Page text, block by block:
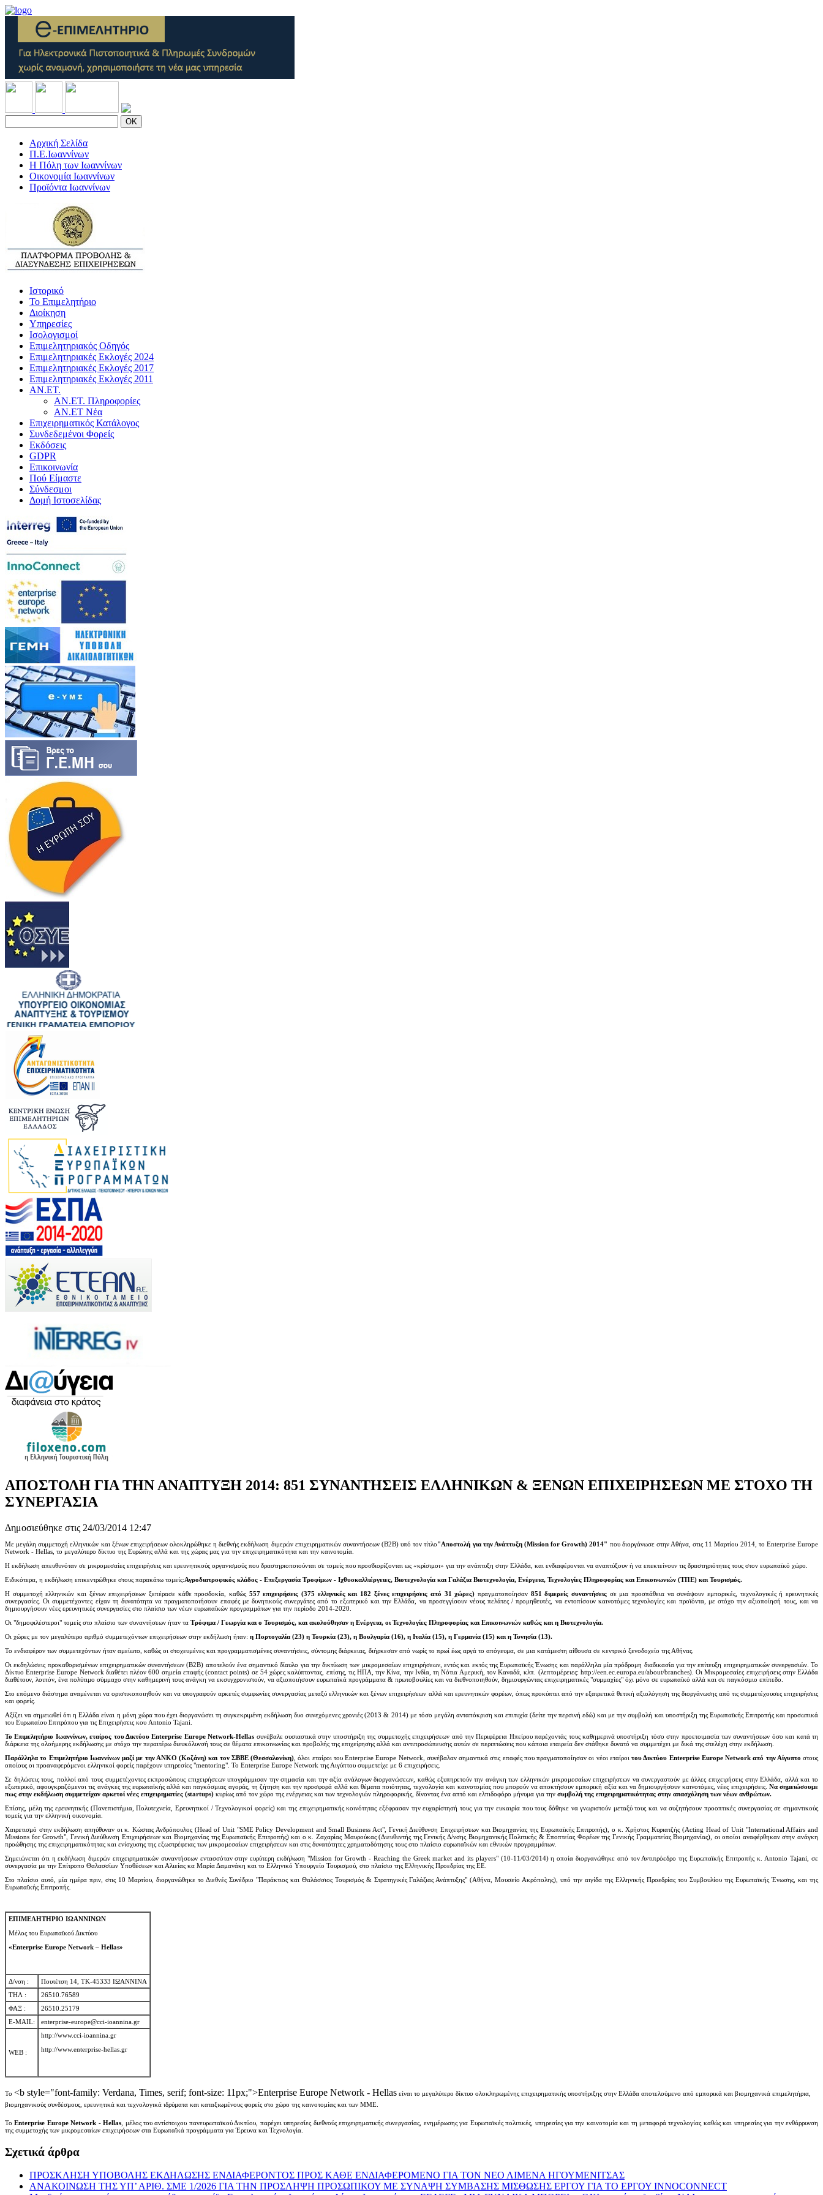
OK
Αρχική Σελίδα
Π.Ε.Ιωαννίνων
Η Πόλη των Ιωαννίνων
Οικονομία Ιωαννίνων
Προϊόντα Ιωαννίνων
Ιστορικό
Το Επιμελητήριο
Διοίκηση
Υπηρεσίες
Ισολογισμοί
Επιμελητηριακός Οδηγός
Επιμελητηριακές Εκλογές 2024
Επιμελητηριακές Εκλογές 2017
Επιμελητηριακές Εκλογές 2011
ΑΝ.ΕΤ.
ΑΝ.ΕΤ. Πληροφορίες
ΑΝ.ΕΤ Νέα
Επιχειρηματικός Κατάλογος
Συνδεδεμένοι Φορείς
Εκδόσεις
GDPR
Επικοινωνία
Πού Είμαστε
Σύνδεσμοι
Δομή Ιστοσελίδας
ΑΠΟΣΤΟΛΗ ΓΙΑ ΤΗΝ ΑΝΑΠΤΥΞΗ 2014: 851 ΣΥΝΑΝΤΗΣΕΙΣ ΕΛΛΗΝΙΚΩΝ & ΞΕΝΩΝ ΕΠΙΧΕΙΡΗΣΕΩΝ ΜΕ ΣΤΟΧΟ ΤΗ
ΣΥΝΕΡΓΑΣΙΑ
Δημοσιεύθηκε στις 24/03/2014 12:47
Με μεγάλη συμμετοχή ελληνικών και ξένων επιχειρήσεων ολοκληρώθηκε η διεθνής εκδήλωση διμερών επιχειρηματικών συναντήσεων (B2B) υπό τον τίτλο"Αποστολή για την Ανάπτυξη (Mission for Growth) 2014" που διοργάνωσε στην Αθήνα, στις 11 Μαρτίου 2014, το Enterprise Europe
Network - Hellas, το μεγαλύτερο δίκτυο της Ευρώπης αλλά και της χώρας μας για την επιχειρηματικότητα και την καινοτομία.
Η εκδήλωση απευθυνόταν σε μικρομεσαίες επιχειρήσεις και ερευνητικούς οργανισμούς που δραστηριοποιούνται σε τομείς που προσδιορίζονται ως «κρίσιμοι» για την ανάπτυξη στην Ελλάδα, και ενδιαφέρονται να αναπτύξουν ή να επεκτείνουν τις δραστηριότητες τους στον ευρωπαϊκό χώρο.
Ειδικότερα, η εκδήλωση επικεντρώθηκε στους παρακάτω τομείς:Αγροδιατροφικός κλάδος - Επεξεργασία Τροφίμων - Ιχθυοκαλλιέργειες, Βιοτεχνολογία και Γαλάζια Βιοτεχνολογία, Ενέργεια, Τεχνολογίες Πληροφορίας και Επικοινωνιών (ΤΠΕ) και Τουρισμός.
Η συμμετοχή ελληνικών και ξένων επιχειρήσεων ξεπέρασε κάθε προσδοκία, καθώς 557 επιχειρήσεις (375 ελληνικές και 182 ξένες επιχειρήσεις από 31 χώρες)πραγματοποίησαν 851 διμερείς συναντήσεις σε μια προσπάθεια να συνάψουν εμπορικές, τεχνολογικές ή ερευνητικές
συνεργασίες. Οι συμμετέχοντες είχαν τη δυνατότητα να πραγματοποιήσουν επαφές με δυνητικούς συνεργάτες από το εξωτερικό και την Ελλάδα, να προσεγγίσουν νέους πελάτες / προμηθευτές, να εντοπίσουν καινοτόμες τεχνολογίες και προϊόντα, με στόχο την αξιοποίησή τους, και να
δημιουργήσουν νέες ερευνητικές συνεργασίες στο πλαίσιο των νέων ευρωπαϊκών προγραμμάτων για την περίοδο 2014-2020.
Οι "δημοφιλέστεροι" τομείς στο πλαίσιο των συναντήσεων ήταν τα Τρόφιμα / Γεωργία και ο Τουρισμός, και ακολούθησαν η Ενέργεια, οι Τεχνολογίες Πληροφορίας και Επικοινωνιών καθώς και η Βιοτεχνολογία.
Οι χώρες με τον μεγαλύτερο αριθμό συμμετεχόντων επιχειρήσεων στην εκδήλωση ήταν: η Πορτογαλία (23) η Τουρκία (23), η Βουλγαρία (16), η Ιταλία (15), η Γερμανία (15) και η Τυνησία (13).
Το ενδιαφέρον των συμμετεχόντων ήταν αμείωτο, καθώς οι στοχευμένες και προγραμματισμένες συναντήσεις, σύντομης διάρκειας, διήρκεσαν από νωρίς το πρωί έως αργά το απόγευμα, σε μια κατάμεστη αίθουσα σε κεντρικό ξενοδοχείο της Αθήνας.
Οι εκδηλώσεις προκαθορισμένων επιχειρηματικών συναντήσεων (B2B) αποτελούν ένα σημαντικό δίαυλο για την δικτύωση των μικρομεσαίων επιχειρήσεων, εντός και εκτός της Ευρωπαϊκής Ένωσης και παράλληλα μία πρόδρομη διαδικασία για την επίτευξη επιχειρηματικών συνεργασιών. Το
Δίκτυο Enterprise Europe Network διαθέτει πλέον 600 σημεία επαφής (contact points) σε 54 χώρες καλύπτοντας, επίσης, τις ΗΠΑ, την Κίνα, την Ινδία, τη Νότια Αμερική, τον Καναδά, κλπ. (λεπτομέρειες: http://een.ec.europa.eu/about/branches). Οι Μικρομεσαίες επιχειρήσεις στην Ελλάδα
διαθέτουν, λοιπόν, ένα πολύτιμο σύμμαχο στην καθημερινή τους ανάγκη να εκσυγχρονιστούν, να αξιοποιήσουν ευρωπαϊκά προγράμματα & πρωτοβουλίες και να διεθνοποιηθούν, δημιουργώντας επιχειρηματικές "συμμαχίες" όχι μόνο σε ευρωπαϊκό αλλά και σε παγκόσμιο επίπεδο.
Στο επόμενο διάστημα αναμένεται να οριστικοποιηθούν και να υπογραφούν αρκετές συμφωνίες συνεργασίας μεταξύ ελληνικών και ξένων επιχειρήσεων αλλά και ερευνητικών φορέων, όπως προκύπτει από την εξαιρετικά θετική αξιολόγηση της διοργάνωσης από τις συμμετέχουσες επιχειρήσεις
και φορείς.
Αξίζει να σημειωθεί ότι η Ελλάδα είναι η μόνη χώρα που έχει διοργανώσει τη συγκεκριμένη εκδήλωση δυο συνεχόμενες χρονιές (2013 & 2014) με τόσο μεγάλη ανταπόκριση και επιτυχία (δείτε την περσινή εδώ) και με την συμβολή και υποστήριξη της Ευρωπαϊκής Επιτροπής και προσωπικά
του Ευρωπαίου Επιτρόπου για τις Επιχειρήσεις κου Antonio Tajani.
Το Επιμελητήριο Ιωαννίνων, εταίρος του Δικτύου Enterprise Europe Network-Hellas συνέβαλε ουσιαστικά στην υποστήριξη της συμμετοχής επιχειρήσεων από την Περιφέρεια Ηπείρου παρέχοντάς τους καθημερινά υποστήριξη τόσο στην προετοιμασία των συναντήσεων όσο και κατά τη
διάρκεια της ολοήμερης εκδήλωσης με στόχο την περαιτέρω διευκόλυνσή τους σε θέματα επικοινωνίας και προβολής της επιχείρησης αλλά και αντιπροσώπευσης αυτών σε περιπτώσεις που κάποια εταιρεία δεν στάθηκε δυνατό να συμμετέχει με δικά της στελέχη στην εκδήλωση.
Παράλληλα το Επιμελητήριο Ιωαννίνων μαζί με την ΑΝΚΟ (Κοζάνη) και τον ΣΒΒΕ (Θεσσαλονίκη) , όλοι εταίροι του Enterprise Europe Network, συνέβαλαν σημαντικά στις επαφές που πραγματοποίησαν οι νέοι εταίροι του Δικτύου Enterprise Europe Network από την Αίγυπτο στους
οποίους οι προαναφερόμενοι ελληνικοί φορείς παρέχουν υπηρεσίες "mentoring". Το Enterprise Europe Network της Αιγύπτου συμμετείχε με 6 επιχειρήσεις.
Σε δηλώσεις τους, πολλοί από τους συμμετέχοντες εκπροσώπους επιχειρήσεων υπογράμμισαν την σημασία και την αξία ανάλογων διοργανώσεων, καθώς εξυπηρετούν την ανάγκη των ελληνικών μικρομεσαίων επιχειρήσεων να συνεργαστούν με άλλες επιχειρήσεις στην Ελλάδα, αλλά και το
εξωτερικό, αφουγκραζόμενοι τις ανάγκες της ευρωπαϊκής αλλά και παγκόσμιας αγοράς, τη ζήτηση και την προσφορά αλλά και θέματα ποιότητας, τεχνολογία και καινοτομίας που μπορούν να αποκτήσουν εμπορική αξία και να δημιουργήσουν καινοτόμες, νέες επιχειρήσεις. Να σημειώσουμε
πως στην εκδήλωση συμμετείχαν αρκετοί νέες επιχειρηματίες (startups) κυρίως από τον χώρο της ενέργειας και των τεχνολογιών πληροφορικής, δίνοντας ένα απτό και ελπιδοφόρο μήνυμα για την συμβολή της επιχειρηματικότητας στην απασχόληση των νέων ανθρώπων.
Επίσης, μέλη της ερευνητικής (Πανεπιστήμια, Πολυτεχνεία, Ερευνητικοί / Τεχνολογικοί φορείς) και της επιχειρηματικής κοινότητας εξέφρασαν την ευχαρίστησή τους για την ευκαιρία που τους δόθηκε να γνωριστούν μεταξύ τους και να συζητήσουν προοπτικές συνεργασίας σε σημαντικούς
τομείς για την ελληνική οικονομία.
Χαιρετισμό στην εκδήλωση απηύθυναν οι κ. Κώστας Ανδρόπουλος (Head of Unit "SME Policy Development and Small Business Act", Γενική Διεύθυνση Επιχειρήσεων και Βιομηχανίας της Ευρωπαϊκής Επιτροπής), ο κ. Χρήστος Κυριατζής (Acting Head of Unit "International Affairs and
Missions for Growth", Γενική Διεύθυνση Επιχειρήσεων και Βιομηχανίας της Ευρωπαϊκής Επιτροπής) και ο κ. Ζαχαρίας Μαυρούκας (Διευθυντής της Γενικής Δ/νσης Βιομηχανικής Πολιτικής & Εποπτείας Φορέων της Γενικής Γραμματείας Βιομηχανίας), οι οποίοι αναφέρθηκαν στην ανάγκη
προώθησης της επιχειρηματικότητας και ενίσχυσης της εξωστρέφειας των μικρομεσαίων επιχειρήσεων και στις δυνατότητες χρηματοδότησης τους στο πλαίσιο ευρωπαϊκών και εθνικών προγραμμάτων.
Σημειώνεται ότι η εκδήλωση διμερών επιχειρηματικών συναντήσεων εντασσόταν στην ευρύτερη εκδήλωση "Mission for Growth - Reaching the Greek market and its players" (10-11/03/2014) η οποία διοργανώθηκε από τον Αντιπρόεδρο της Ευρωπαϊκής Επιτροπής κ. Antonio Tajani, σε
συνεργασία με την Επίτροπο Θαλασσίων Υποθέσεων και Αλιείας κα Μαρία Δαμανάκη και το Ελληνικό Υπουργείο Τουρισμού, στο πλαίσιο της Ελληνικής Προεδρίας της ΕΕ.
Στο πλαίσιο αυτό, μία ημέρα πριν, στις 10 Μαρτίου, διοργανώθηκε το Διεθνές Συνέδριο "Παράκτιος και Θαλάσσιος Τουρισμός & Στρατηγικές Γαλάζιας Ανάπτυξης" (Αθήνα, Μουσείο Ακρόπολης), υπό την αιγίδα της Ελληνικής Προεδρίας του Συμβουλίου της Ευρωπαϊκής Ένωσης, και της
Ευρωπαϊκής Επιτροπής.
ΕΠΙΜΕΛΗΤΗΡΙΟ ΙΩΑΝΝΙΝΩΝ
Μέλος του Ευρωπαϊκού Δικτύου
«Enterprise Europe Network – Hellas»
Δ/νση :
Πουτέτση 14, ΤΚ-45333 ΙΩΑΝΝΙΝΑ
ΤΗΛ :
26510.76589
ΦΑΞ :
26510.25179
E-MAIL:
enterprise-europe@cci-ioannina.gr
WEB :
http://www.cci-ioannina.gr
http://www.enterprise-hellas.gr
Το <b style="font-family: Verdana, Times, serif; font-size: 11px;">Enterprise Europe Network - Hellas είναι το μεγαλύτερο δίκτυο ολοκληρωμένης επιχειρηματικής υποστήριξης στην Ελλάδα αποτελούμενο από εμπορικά και βιομηχανικά επιμελητήρια,
βιομηχανικούς συνδέσμους, ερευνητικά και τεχνολογικά ιδρύματα και καταξιωμένους φορείς στο χώρο της καινοτομίας και των ΜΜΕ.
ΤοEnterprise Europe Network - Hellas , μέλος του αντίστοιχου πανευρωπαϊκού Δικτύου, παρέχει υπηρεσίες διεθνούς επιχειρηματικής συνεργασίας, ενημέρωσης για Ευρωπαϊκές πολιτικές, υπηρεσίες για την καινοτομία και τη μεταφορά τεχνολογίας καθώς και υπηρεσίες για την ενθάρρυνση
της συμμετοχής των μικρομεσαίων επιχειρήσεων στα Ευρωπαϊκά προγράμματα για Έρευνα και Τεχνολογία.
Σχετικά άρθρα
ΠΡΟΣΚΛΗΣΗ ΥΠΟΒΟΛΗΣ ΕΚΔΗΛΩΣΗΣ ΕΝΔΙΑΦΕΡΟΝΤΟΣ ΠΡΟΣ ΚΑΘΕ ΕΝΔΙΑΦΕΡΟΜΕΝΟ ΓΙΑ ΤΟΝ ΝΕΟ ΛΙΜΕΝΑ ΗΓΟΥΜΕΝΙΤΣΑΣ
ΑΝΑΚΟΙΝΩΣΗ ΤΗΣ ΥΠ’ ΑΡΙΘ. ΣΜΕ 1/2026 ΓΙΑ ΤΗΝ ΠΡΟΣΛΗΨΗ ΠΡΟΣΩΠΙΚΟΥ ΜΕ ΣΥΝΑΨΗ ΣΥΜΒΑΣΗΣ ΜΙΣΘΩΣΗΣ ΕΡΓΟΥ ΓΙΑ ΤΟ ΕΡΓΟΥ INNOCONNECT